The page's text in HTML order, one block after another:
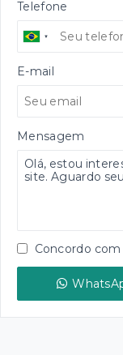
Telefone
E-mail
Mensagem
Concordo com